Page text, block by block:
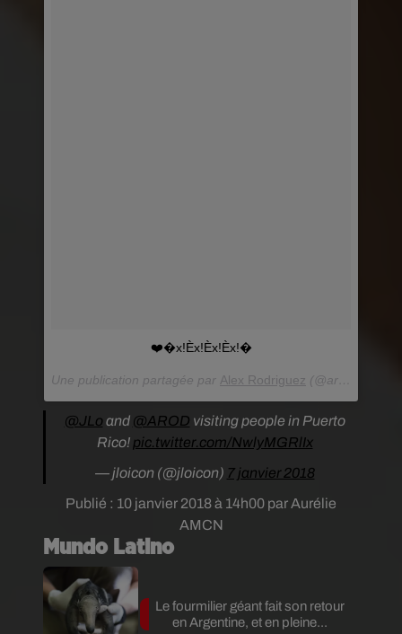
Publié : 10 janvier 2018 à 14h00 par Aurélie
AMCN
❤️�x!Èx!Èx!Èx!�
Une publication partagée par Alex Rodriguez (@arod) le
@JLo and @AROD visiting people in Puerto
Rico! pic.twitter.com/NwlyMGRlIx
— jloicon (@jloicon) 7 janvier 2018
Mundo Latino
Le fourmilier géant fait son retour
en Argentine, et en pleine...